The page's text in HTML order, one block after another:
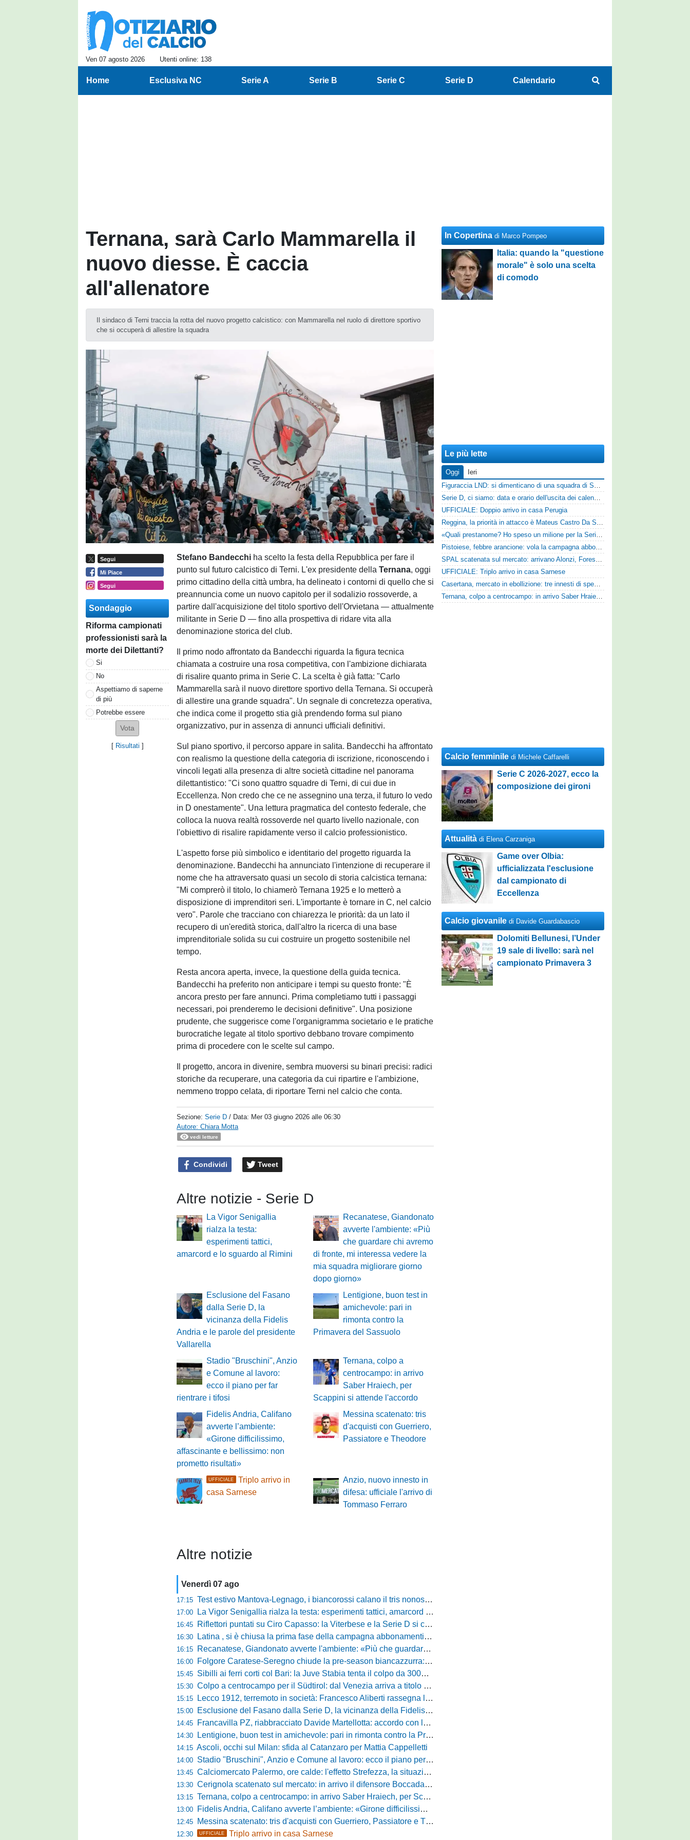
Ven 07 agosto 2026 Utenti online: 138
Home Esclusiva NC Serie A Serie B Serie C Serie D Calendario
Ternana, sarà Carlo Mammarella il
nuovo diesse. È caccia
all'allenatore
Il sindaco di Terni traccia la rotta del nuovo progetto calcistico: con Mammarella nel ruolo di direttore sportivo
che si occuperà di allestire la squadra
Segui
Mi Piace
Segui
Sondaggio
Riforma campionati
professionisti sarà la
morte dei Dilettanti?
Si
No
Aspettiamo di saperne
di più
Potrebbe essere
[ Risultati ]
Stefano Bandecchi ha scelto la festa della Repubblica per fare il
punto sul futuro calcistico di Terni. L'ex presidente dellaTernana, oggi
primo cittadino della città umbra, ha delineato i contorni di quello che si
preannuncia come un nuovo capitolo per il sodalizio rossoverde, a
partire dall'acquisizione del titolo sportivo dell'Orvietana — attualmente
militante in Serie D — fino alla prospettiva di ridare vita alla
denominazione storica del club.
Il primo nodo affrontato da Bandecchi riguarda la figura tecnica
chiamata a costruire una rosa competitiva, con l'ambizione dichiarata
di risalire quanto prima in Serie C. La scelta è già fatta: "Carlo
Mammarella sarà il nuovo direttore sportivo della Ternana. Si occuperà
di allestire una grande squadra". Un segnale di concretezza operativa,
che indica come il progetto stia già prendendo forma sul piano
organizzativo, pur in assenza di annunci ufficiali definitivi.
Sul piano sportivo, il percorso appare in salita. Bandecchi ha affrontato
con realismo la questione della categoria di iscrizione, riconoscendo i
vincoli legati alla presenza di altre società cittadine nel panorama
dilettantistico: "Ci sono quattro squadre di Terni, di cui due in
Eccellenza. Non credo che ce ne assegnino una terza, il futuro lo vedo
in D onestamente". Una lettura pragmatica del contesto federale, che
colloca la nuova realtà rossoverde nel quarto livello nazionale, con
l'obiettivo di risalire rapidamente verso il calcio professionistico.
L'aspetto forse più simbolico e identitario del progetto riguarda la
denominazione. Bandecchi ha annunciato l'intenzione di recuperare il
nome che ha attraversato quasi un secolo di storia calcistica ternana:
"Mi comprerò il titolo, lo chiamerò Ternana 1925 e lo metterò a
disposizione di imprenditori seri. L'importante è tornare in C, nel calcio
vero". Parole che tracciano con chiarezza le priorità: da un lato il
recupero di un'eredità storica, dall'altro la ricerca di una base
imprenditoriale solida su cui costruire un progetto sostenibile nel
tempo.
Resta ancora aperta, invece, la questione della guida tecnica.
Bandecchi ha preferito non anticipare i tempi su questo fronte: "È
ancora presto per fare annunci. Prima completiamo tutti i passaggi
necessari, poi prenderemo le decisioni definitive". Una posizione
prudente, che suggerisce come l'organigramma societario e le pratiche
burocratiche legate al titolo sportivo debbano trovare compimento
prima di procedere con le scelte sul campo.
Il progetto, ancora in divenire, sembra muoversi su binari precisi: radici
storiche da recuperare, una categoria da cui ripartire e l'ambizione,
nemmeno troppo celata, di riportare Terni nel calcio che conta.
Sezione:Serie D / Data: Mer 03 giugno 2026 alle 06:30
Autore: Chiara Motta
vedi letture
Condividi Tweet
Altre notizie - Serie D
La Vigor Senigallia
rialza la testa:
esperimenti tattici,
amarcord e lo sguardo al Rimini
Recanatese, Giandonato
avverte l'ambiente: «Più
che guardare chi avremo
di fronte, mi interessa vedere la
mia squadra migliorare giorno
dopo giorno»
Esclusione del Fasano
dalla Serie D, la
vicinanza della Fidelis
Andria e le parole del presidente
Vallarella
Lentigione, buon test in
amichevole: pari in
rimonta contro la
Primavera del Sassuolo
Stadio "Bruschini", Anzio
e Comune al lavoro:
ecco il piano per far
rientrare i tifosi
Ternana, colpo a
centrocampo: in arrivo
Saber Hraiech, per
Scappini si attende l'accordo
Fidelis Andria, Califano
avverte l’ambiente:
«Girone difficilissimo,
affascinante e bellissimo: non
prometto risultati»
Messina scatenato: tris
d'acquisti con Guerriero,
Passiatore e Theodore
UFFICIALE
Triplo arrivo in
casa Sarnese
Anzio, nuovo innesto in
difesa: ufficiale l'arrivo di
Tommaso Ferraro
Altre notizie
Venerdì 07 ago
17:15 Test estivo Mantova-Legnago, i biancorossi calano il tris nonostante il gran caldo: il racconto de L'Arena
17:00 La Vigor Senigallia rialza la testa: esperimenti tattici, amarcord e lo sguardo al Rimini
16:45 Riflettori puntati su Ciro Capasso: la Viterbese e la Serie D si contendono l'esterno ex Fiorentina
16:30 Latina , si è chiusa la prima fase della campagna abbonamenti: circa 400 tessere rinnovate in prelazione
16:15 Recanatese, Giandonato avverte l'ambiente: «Più che guardare chi avremo di fronte, mi interessa vedere la mia squadra migliorare giorno dopo giorno»
16:00 Folgore Caratese-Seregno chiude la pre-season biancazzurra: info e dove vedere il match
15:45 Sibilli ai ferri corti col Bari: la Juve Stabia tenta il colpo da 300mila euro
15:30 Colpo a centrocampo per il Südtirol: dal Venezia arriva a titolo definitivo Bjarki Bjarkason
15:15 Lecco 1912, terremoto in società: Francesco Aliberti rassegna le dimissioni da tutte le cariche
15:00 Esclusione del Fasano dalla Serie D, la vicinanza della Fidelis Andria e le parole del presidente Vallarella
14:45 Francavilla PZ, riabbracciato Davide Martellotta: accordo con la Folgore Caratese per il ritorno in prestito
14:30 Lentigione, buon test in amichevole: pari in rimonta contro la Primavera del Sassuolo
14:15 Ascoli, occhi sul Milan: sfida al Catanzaro per Mattia Cappelletti
14:00 Stadio "Bruschini", Anzio e Comune al lavoro: ecco il piano per far rientrare i tifosi
13:45 Calciomercato Palermo, ore calde: l'effetto Strefezza, la situazione Segre e i nomi per l'attacco
13:30 Cerignola scatenato sul mercato: in arrivo il difensore Boccadamo a titolo temporaneo
13:15 Ternana, colpo a centrocampo: in arrivo Saber Hraiech, per Scappini si attende l'accordo
13:00 Fidelis Andria, Califano avverte l’ambiente: «Girone difficilissimo, affascinante e bellissimo: non prometto risultati»
12:45 Messina scatenato: tris d'acquisti con Guerriero, Passiatore e Theodore
12:30 UFFICIALE Triplo arrivo in casa Sarnese
In Copertina di Marco Pompeo
Italia: quando la "questione
morale" è solo una scelta
di comodo
Le più lette
Oggi
Ieri
Figuraccia LND: si dimenticano di una squadra di Serie D, è da rifare il programma Coppa Italia
Serie D, ci siamo: data e orario dell'uscita dei calendari ufficiali
UFFICIALE: Doppio arrivo in casa Perugia
Reggina, la priorità in attacco è Mateus Castro Da Silva: ore decisive per la fumata bianca
«Quali prestanome? Ho speso un milione per la Serie D»: Bandecchi rompe il silenzio sul futuro della Ternana
Pistoiese, febbre arancione: vola la campagna abbonamenti, superata quota 750 tessere
SPAL scatenata sul mercato: arrivano Alonzi, Foresta, Munaretto e Tobia
UFFICIALE: Triplo arrivo in casa Sarnese
Casertana, mercato in ebollizione: tre innesti di spessore per lo scacchiere di Vinicio Espinal
Ternana, colpo a centrocampo: in arrivo Saber Hraiech, per Scappini si attende l'accordo
Calcio femminile di Michele Caffarelli
Serie C 2026-2027, ecco la
composizione dei gironi
Attualità di Elena Carzaniga
Game over Olbia:
ufficializzata l'esclusione
dal campionato di
Eccellenza
Calcio giovanile di Davide Guardabascio
Dolomiti Bellunesi, l’Under
19 sale di livello: sarà nel
campionato Primavera 3